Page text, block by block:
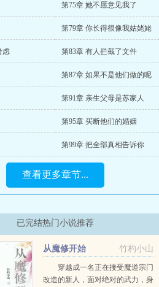
第75章 她不愿意见我了
第79章 你长得很像我姑姥姥
虑 第83章 有人拦截了文件
第87章 如果不是他们做的呢
第91章 亲生父母是苏家人
第95章 买断他们的婚姻
第99章 把全部真相告诉你
查看更多章节...
已完结热门小说推荐
竹杓小山
从魔修开始
穿越成一名正在接受魔道宗门
改造的新人，面对绝对的武力，身